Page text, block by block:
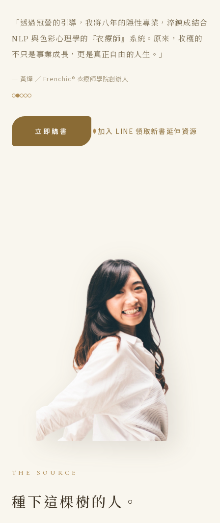
「在英國攻讀碩士的同時，我將設計經驗系統化，不僅
為求學提供穩定收入，更爭取到進修與休息的餘裕。沒
想過自己的專業能以這種方式啟發他人。」
— 黃鈺雯 ∕ 品牌設計師、w25 studio 創辦人
立即購書 加入 LINE 領取新書延伸資源
THE SOURCE
種下這棵樹的人。